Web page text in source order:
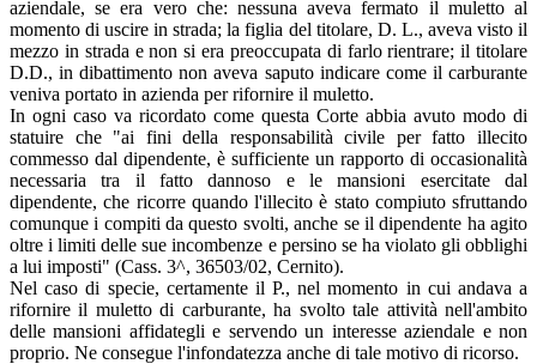
aziendale, se era vero che: nessuna aveva fermato il muletto al
momento di uscire in strada; la figlia del titolare, D. L., aveva visto il
mezzo in strada e non si era preoccupata di farlo rientrare; il titolare
D.D., in dibattimento non aveva saputo indicare come il carburante
veniva portato in azienda per rifornire il muletto.
In ogni caso va ricordato come questa Corte abbia avuto modo di
statuire che "ai fini della responsabilità civile per fatto illecito
commesso dal dipendente, è sufficiente un rapporto di occasionalità
necessaria tra il fatto dannoso e le mansioni esercitate dal
dipendente, che ricorre quando l'illecito è stato compiuto sfruttando
comunque i compiti da questo svolti, anche se il dipendente ha agito
oltre i limiti delle sue incombenze e persino se ha violato gli obblighi
a lui imposti" (Cass. 3^, 36503/02, Cernito).
Nel caso di specie, certamente il P., nel momento in cui andava a
rifornire il muletto di carburante, ha svolto tale attività nell'ambito
delle mansioni affidategli e servendo un interesse aziendale e non
proprio. Ne consegue l'infondatezza anche di tale motivo di ricorso.